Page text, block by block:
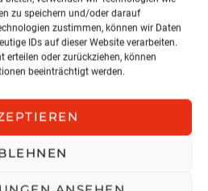
zu speichern und/oder darauf
zustimmen, können wir Daten
IDs auf dieser Website verarbeiten.
erteilen oder zurückziehen, können
beeinträchtigt werden.